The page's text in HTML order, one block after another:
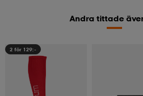
Andra tittade
2 för 129:-